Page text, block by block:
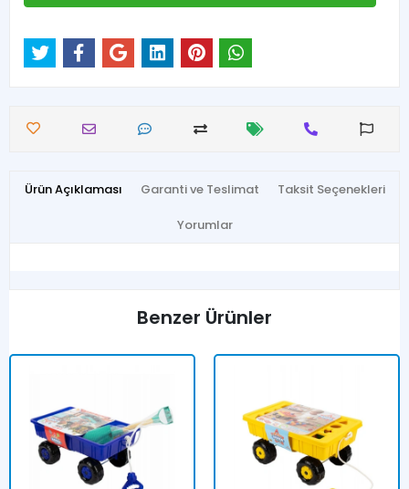
Ürün Açıklaması Garanti ve Teslimat Taksit Seçenekleri
Yorumlar
Benzer Ürünler